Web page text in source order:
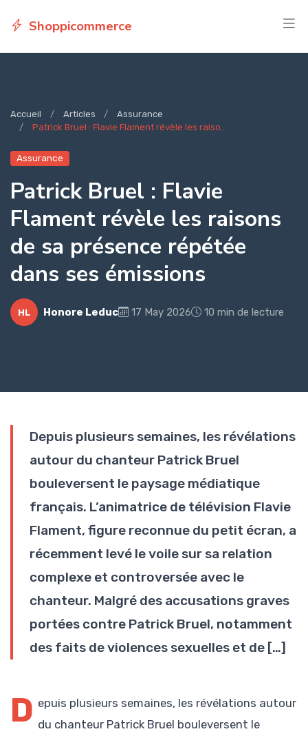
Shoppicommerce
Accueil Articles
Assurance
Patrick Bruel : Flavie Flament révèle les raiso...
Assurance
Patrick Bruel : Flavie
Flament révèle les raisons
de sa présence répétée
dans ses émissions
HL Honore Leduc 17 May 2026 10 min de lecture
Depuis plusieurs semaines, les révélations
autour du chanteur Patrick Bruel
bouleversent le paysage médiatique
français. L’animatrice de télévision Flavie
Flament, figure reconnue du petit écran, a
récemment levé le voile sur sa relation
complexe et controversée avec le
chanteur. Malgré des accusations graves
portées contre Patrick Bruel, notamment
des faits de violences sexuelles et de […]
D epuis plusieurs semaines, les révélations autour
du chanteur Patrick Bruel bouleversent le